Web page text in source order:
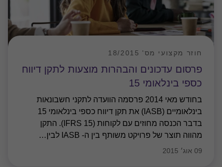
פרסום עדכונים והבהרות מוצעות לתקן דיווח
כספי בינלאומי 15
חוזר מקצועי מס' 18/2015
בחודש מאי 2014 פרסמה הוועדה לתקני חשבונאות
בינלאומיים (IASB) את תקן דיווח כספי בינלאומי 15
בדבר הכנסה מחוזים עם לקוחות (IFRS 15). התקן
מהווה תוצר של פרויקט משותף בין ה- IASB לבין
…
09 אוג׳ 2015